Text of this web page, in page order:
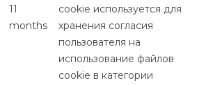
11
months
cookie используется для
хранения согласия
пользователя на
использование файлов
cookie в категории